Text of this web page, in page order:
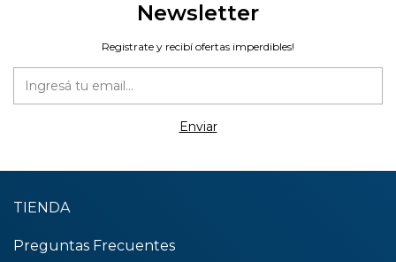
Newsletter
Registrate y recibí ofertas imperdibles!
TIENDA
Preguntas Frecuentes